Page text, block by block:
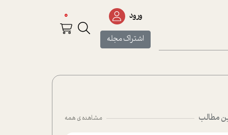
ورود
اشتراک مجله
0
مطالب مشاهده ی همه